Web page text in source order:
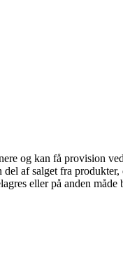
og kan få provision
af salget fra
eller på anden